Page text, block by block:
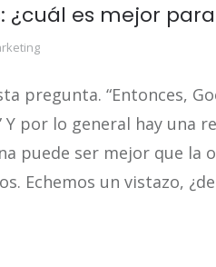
¿cuál es mejor
pregunta. “Entonces,
Y por lo general hay una
puede ser mejor que la
Echemos un vistazo,